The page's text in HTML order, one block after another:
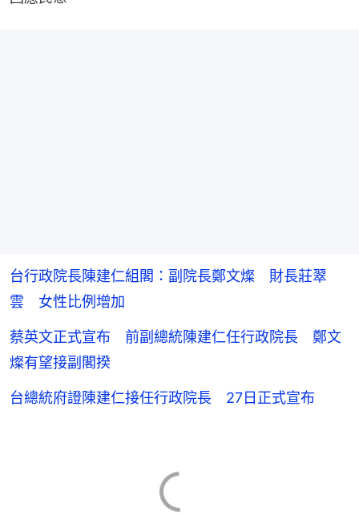
台行政院長陳建仁組閣：副院長鄭文燦 財長莊翠
雲 女性比例增加
蔡英文正式宣布 前副總統陳建仁任行政院長 鄭文
燦有望接副閣揆
台總統府證陳建仁接任行政院長 27日正式宣布